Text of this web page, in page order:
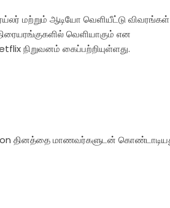
மற்றும் ஆடியோ வெளியீட்டு விவரங்கள்
வெளியாகும் என
நிறுவனம் கைப்பற்றியுள்ளது.